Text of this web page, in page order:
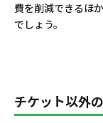
費を削減できるほ
でしょう。
チケット以外